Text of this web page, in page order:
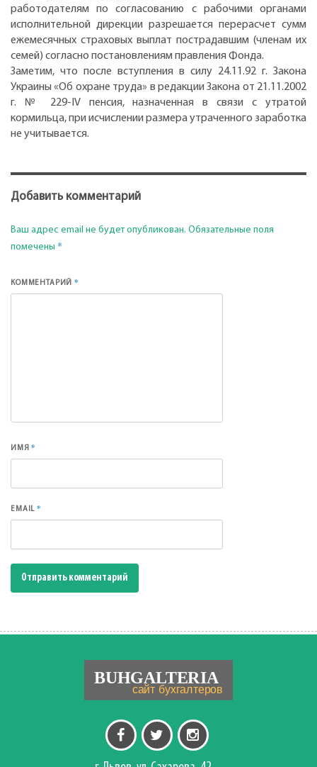
работодателям по согласованию с рабочими органами
исполнительной дирекции разрешается перерасчет сумм
ежемесячных страховых выплат пострадавшим (членам их
семей) согласно постановлениям правления Фонда.
Заметим, что после вступления в силу 24.11.92 г. Закона
Украины «Об охране труда» в редакции Закона от 21.11.2002
г. № 229-IV пенсия, назначенная в связи с утратой
кормильца, при исчислении размера утраченного заработка
не учитывается.
Добавить комментарий
Ваш адрес email не будет опубликован. Обязательные поля
помечены *
КОММЕНТАРИЙ*
ИМЯ*
EMAIL*